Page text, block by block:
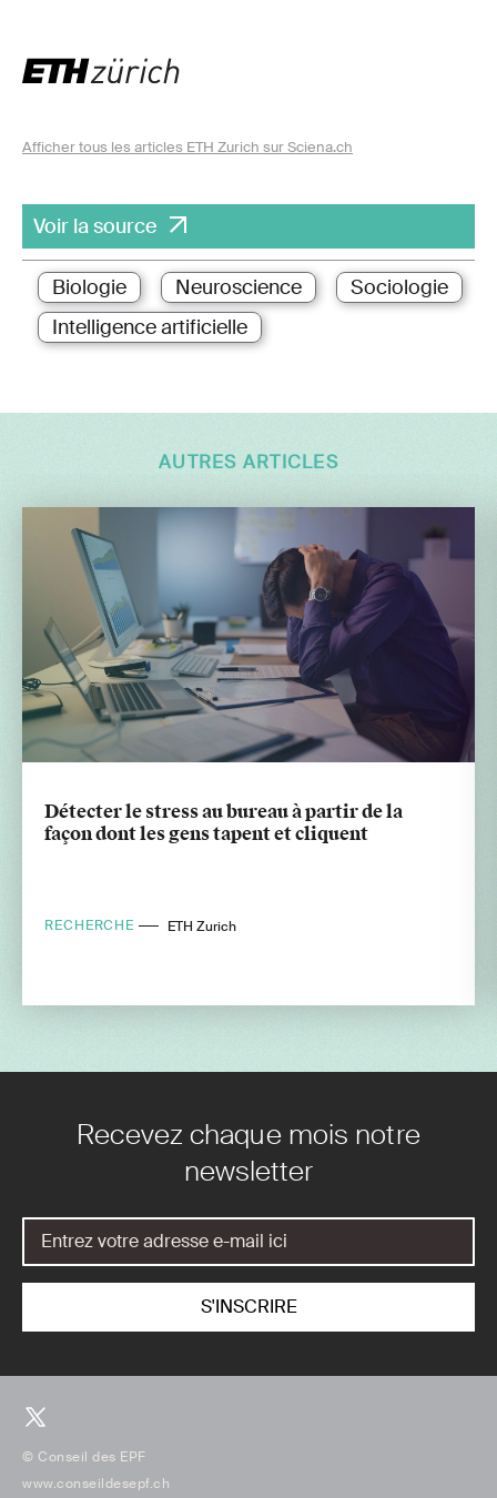
Afficher tous les articles ETH Zurich sur Sciena.ch
Voir la source
Biologie Neuroscience
Sociologie
Intelligence artificielle
AUTRES ARTICLES
Détecter le stress au bureau à partir de la
façon dont les gens tapent et cliquent
RECHERCHE ETH Zurich
Recevez chaque mois notre
newsletter
© Conseil des EPF
www.conseildesepf.ch